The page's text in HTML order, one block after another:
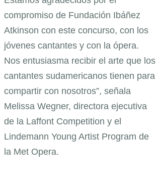
compromiso de Fundación Ibáñez
Atkinson con este concurso, con los
jóvenes cantantes y con la ópera.
Nos entusiasma recibir el arte que los
cantantes sudamericanos tienen para
compartir con nosotros”, señala
Melissa Wegner, directora ejecutiva
de la Laffont Competition y el
Lindemann Young Artist Program de
la Met Opera.